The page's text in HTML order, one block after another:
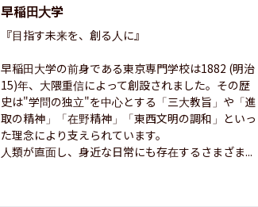
早稲田大学
『目指す未来を、創る人に』
早稲田大学の前身である東京専門学校は1882 (明治
15)年、大隈重信によって創設されました。その歴
史は"学問の独立"を中心とする「三大教旨」や「進
取の精神」「在野精神」「東西文明の調和」といっ
た理念により支えられています。
人類が直面し、身近な日常にも存在するさまざま...